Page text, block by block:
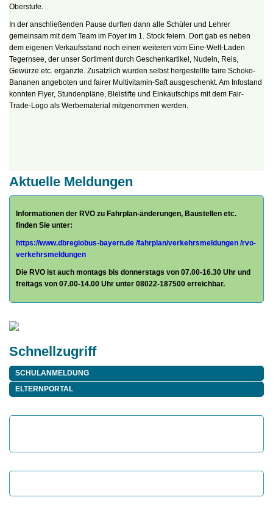
Aktuelle Meldungen
Informationen der RVO zu Fahrplan-änderungen, Baustellen etc.
finden Sie unter:
https://www.dbregiobus-bayern.de /fahrplan/verkehrsmeldungen /rvo-
verkehrsmeldungen
Die RVO ist auch montags bis donnerstags von 07.00-16.30 Uhr und
freitags von 07.00-14.00 Uhr unter 08022-187500 erreichbar.
Schnellzugriff
SCHULANMELDUNG
ELTERNPORTAL
Oberstufe.
In der anschließenden Pause durften dann alle Schüler und Lehrer
gemeinsam mit dem Team im Foyer im 1. Stock feiern. Dort gab es neben
dem eigenen Verkaufsstand noch einen weiteren vom Eine-Welt-Laden
Tegernsee, der unser Sortiment durch Geschenkartikel, Nudeln, Reis,
Gewürze etc. ergänzte. Zusätzlich wurden selbst hergestellte faire Schoko-
Bananen angeboten und fairer Multivitamin-Saft ausgeschenkt. Am Infostand
konnten Flyer, Stundenpläne, Bleistifte und Einkaufschips mit dem Fair-
Trade-Logo als Werbematerial mitgenommen werden.